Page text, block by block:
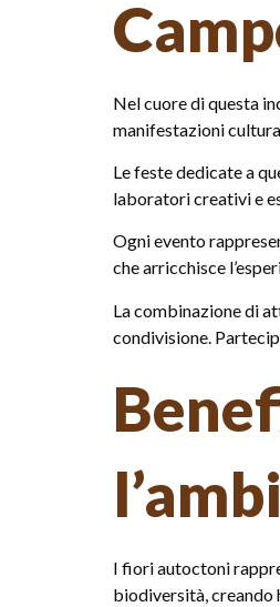
Nel cuore di questa
manifestazioni
Le feste dedicate a
laboratori creativi e
Ogni evento
che arricchisce
La combinazione di
condivisione.
I fiori autoctoni
biodiversità, creando